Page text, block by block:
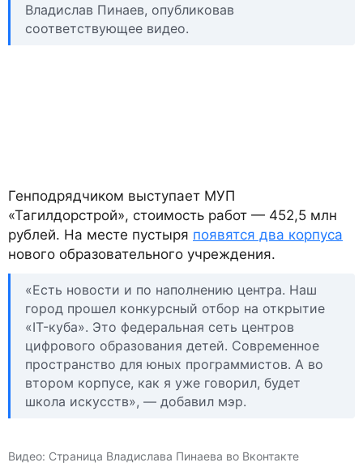
Владислав Пинаев, опубликовав
соответствующее видео.
Генподрядчиком выступает МУП
«Тагилдорстрой», стоимость работ — 452,5 млн
рублей. На месте пустыря появятся два корпуса
нового образовательного учреждения.
«Есть новости и по наполнению центра. Наш
город прошел конкурсный отбор на открытие
«IT-куба». Это федеральная сеть центров
цифрового образования детей. Современное
пространство для юных программистов. А во
втором корпусе, как я уже говорил, будет
школа искусств», — добавил мэр.
Видео: Страница Владислава Пинаева во Вконтакте